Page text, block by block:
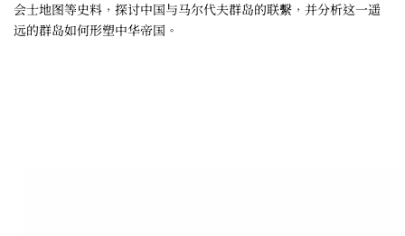
会士地图等史料，探讨中国与马尔代夫群岛的联繫，并分析这一遥
远的群岛如何形塑中华帝国。